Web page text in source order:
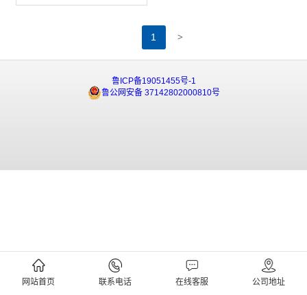
1 >
鲁ICP备19051455号-1
鲁公网安备 37142802000810号
网站首页 联系电话 在线客服 公司地址